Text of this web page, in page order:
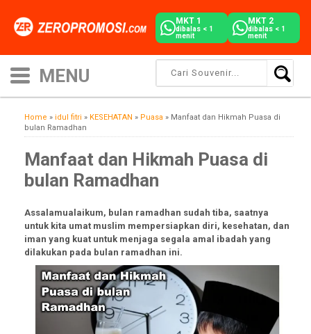
MKT 1
dibalas < 1
menit
MKT 2
dibalas < 1
menit
Home » idul fitri » KESEHATAN » Puasa » Manfaat dan Hikmah Puasa di
bulan Ramadhan
Manfaat dan Hikmah Puasa di
bulan Ramadhan
Assalamualaikum, bulan ramadhan sudah tiba, saatnya
untuk kita umat muslim mempersiapkan diri, kesehatan, dan
iman yang kuat untuk menjaga segala amal ibadah yang
dilakukan pada bulan ramadhan ini.